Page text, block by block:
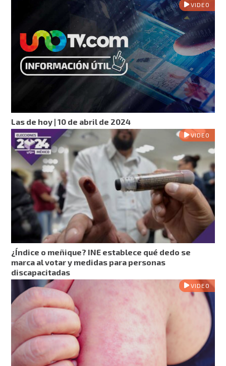
VIDEO
Las de hoy | 10 de abril de 2024
VIDEO
¿Índice o meñique? INE establece qué dedo se
marca al votar y medidas para personas
discapacitadas
VIDEO